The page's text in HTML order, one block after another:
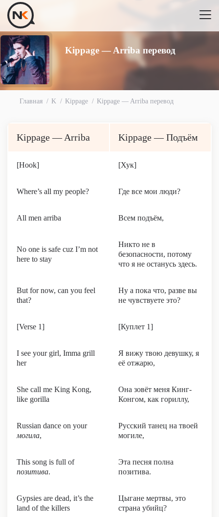
Kippage — Arriba перевод
Главная K Kippage Kippage — Arriba перевод
Kippage — Arriba Kippage — Подъём
[Hook] [Хук]
Where’s all my people? Где все мои люди?
All men arriba Всем подъём,
No one is safe cuz I’m not
here to stay
Никто не в
безопасности, потому
что я не останусь здесь.
But for now, can you feel
that?
Ну а пока что, разве вы
не чувствуете это?
[Verse 1] [Куплет 1]
I see your girl, Imma grill
her
Я вижу твою девушку, я
её отжарю,
She call me King Kong,
like gorilla
Она зовёт меня Кинг-
Конгом, как гориллу,
Russian dance on your
могила,
Русский танец на твоей
могиле,
This song is full of
позитива.
Эта песня полна
позитива.
Gypsies are dead, it’s the
land of the killers
Цыгане мертвы, это
страна убийц?